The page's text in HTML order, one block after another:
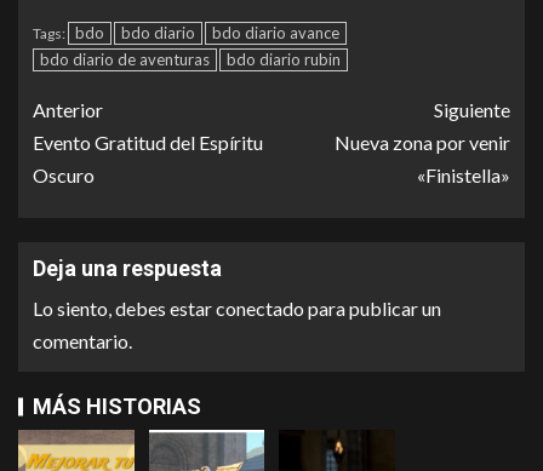
Tags: bdo bdo diario
bdo diario avance
bdo diario de aventuras
bdo diario rubin
Anterior
Evento Gratitud del Espíritu
Oscuro
Siguiente
Nueva zona por venir
«Finistella»
Deja una respuesta
Lo siento, debes estarconectado para publicar un
comentario.
MÁS HISTORIAS